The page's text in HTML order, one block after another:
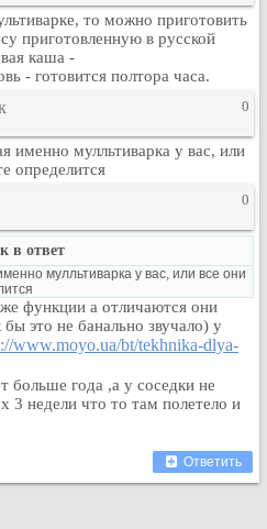
то можно приготовить
приготовленную в русской
каша -
- готовится полтора часа.
0
именно мулльтиварка у вас, или
определится
0
в ответ
мулльтиварка у вас, или все они
функции а отличаются они
это не банально звучало) у
www.moyo.ua/bt/tekhnika-dlya-
больше года ,а у соседки не
недели что то там полетело и
Ответить